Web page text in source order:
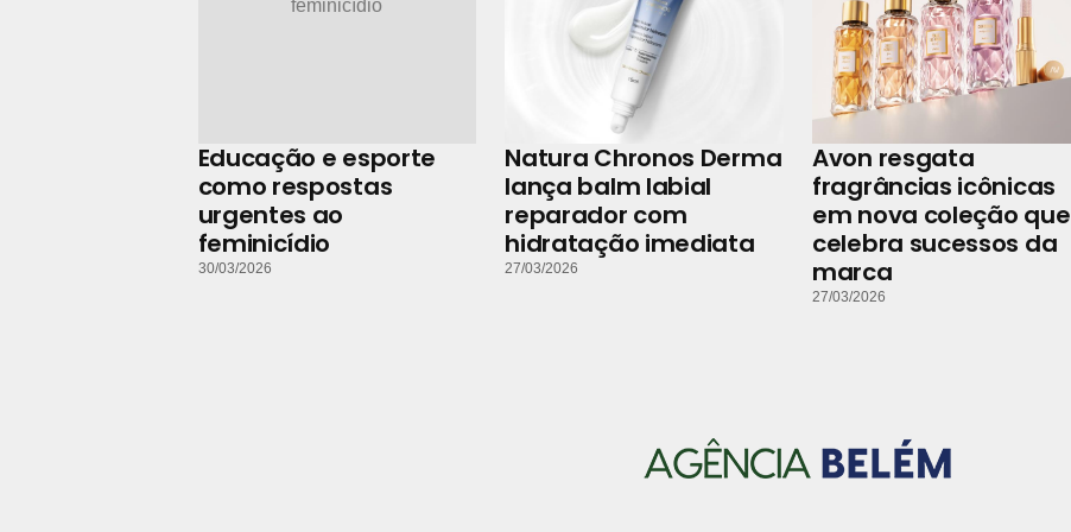
Educação e esporte
como respostas
urgentes ao
feminicídio
30/03/2026
Natura Chronos Derma
lança balm labial
reparador com
hidratação imediata
27/03/2026
Avon resgata
fragrâncias icônicas
em nova coleção que
celebra sucessos da
marca
27/03/2026